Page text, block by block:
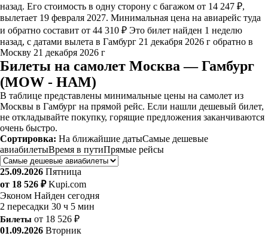
назад. Его стоимость в одну сторону с багажом от 14 247 ₽,
вылетает 19 февраля 2027. Минимальная цена на авиарейс туда
и обратно составит от 44 310 ₽ Это билет найден 1 неделю
назад, с датами вылета в Гамбург 21 декабря 2026 г обратно в
Москву 21 декабря 2026 г
Билеты на самолет Москва — Гамбург
(MOW - HAM)
В таблице представлены минимальные цены на самолет из
Москвы в Гамбург на прямой рейс. Если нашли дешевый билет,
не откладывайте покупку, горящие предложения заканчиваются
очень быстро.
Сортировка: На ближайшие датыСамые дешевые
авиабилетыВремя в путиПрямые рейсы
25.09.2026 Пятница
от 18 526 ₽ Kupi.com
Эконом Найден сегодня
2 пересадки 30 ч 5 мин
Билеты от 18 526 ₽
01.09.2026 Вторник